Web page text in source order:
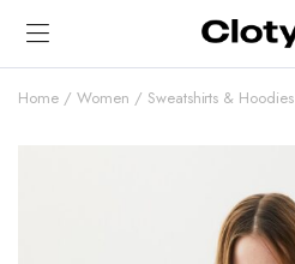
Home Women Sweatshirts & Hoodies